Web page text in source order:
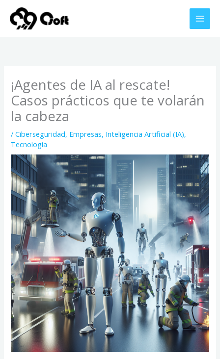
contenido
¡Agentes de IA al rescate!
Casos prácticos que te volarán
la cabeza
/Ciberseguridad, Empresas, Inteligencia Artificial (IA),
Tecnología